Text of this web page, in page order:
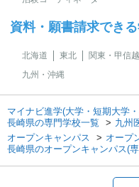
資料・願書請求でき
北海道 東北 関東・甲信越
九州・沖縄
マイナビ進学(大学・短期大学
長崎県の専門学校一覧
九州
オープンキャンパス
オープ
長崎県のオープンキャンパス(